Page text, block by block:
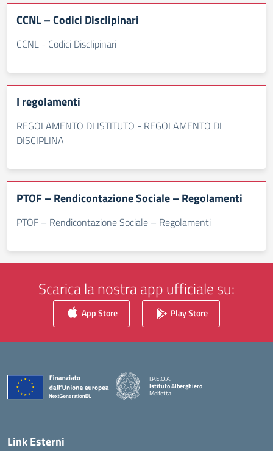
CCNL – Codici Disclipinari
CCNL - Codici Disclipinari
I regolamenti
REGOLAMENTO DI ISTITUTO - REGOLAMENTO DI
DISCIPLINA
PTOF – Rendicontazione Sociale – Regolamenti
PTOF – Rendicontazione Sociale – Regolamenti
Scarica la nostra app ufficiale su:
App Store Play Store
I.P.E.O.A.
Istituto Alberghiero
Molfetta
Link Esterni